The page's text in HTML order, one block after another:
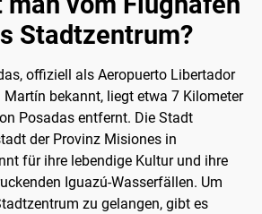
Stadtzentrum?
offiziell als Aeropuerto Libertador
Martín bekannt, liegt etwa 7 Kilometer
Posadas entfernt. Die Stadt
der Provinz Misiones in
für ihre lebendige Kultur und ihre
Iguazú-Wasserfällen. Um
zu gelangen, gibt es